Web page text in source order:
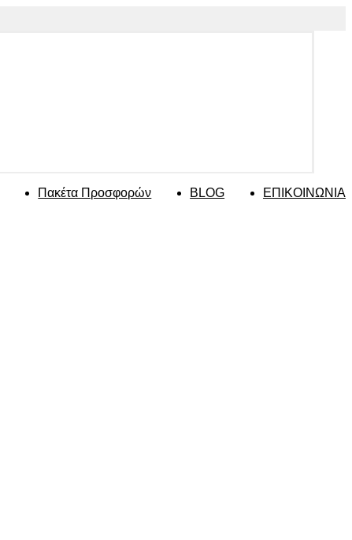
Πακέτα Προσφορών BLOG ΕΠΙΚΟΙΝΩΝΙΑ